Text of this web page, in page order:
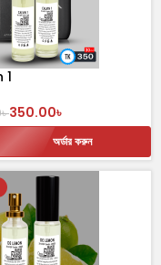
1
৳350.00৳
অর্ডার করুন